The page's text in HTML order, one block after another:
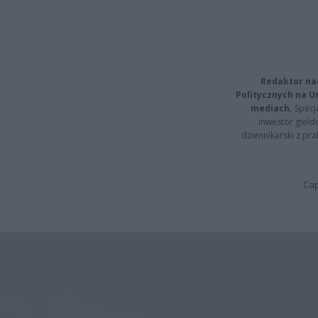
Redaktor
Politycznych na
mediach.
inwestor
dziennikarski z